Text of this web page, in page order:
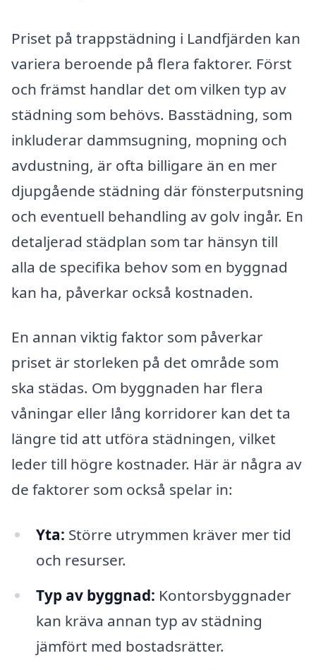
Priset på trappstädning i Landfjärden kan
variera beroende på flera faktorer. Först
och främst handlar det om vilken typ av
städning som behövs. Basstädning, som
inkluderar dammsugning, mopning och
avdustning, är ofta billigare än en mer
djupgående städning där fönsterputsning
och eventuell behandling av golv ingår. En
detaljerad städplan som tar hänsyn till
alla de specifika behov som en byggnad
kan ha, påverkar också kostnaden.
En annan viktig faktor som påverkar
priset är storleken på det område som
ska städas. Om byggnaden har flera
våningar eller lång korridorer kan det ta
längre tid att utföra städningen, vilket
leder till högre kostnader. Här är några av
de faktorer som också spelar in:
Yta: Större utrymmen kräver mer tid
och resurser.
Typ av byggnad: Kontorsbyggnader
kan kräva annan typ av städning
jämfört med bostadsrätter.